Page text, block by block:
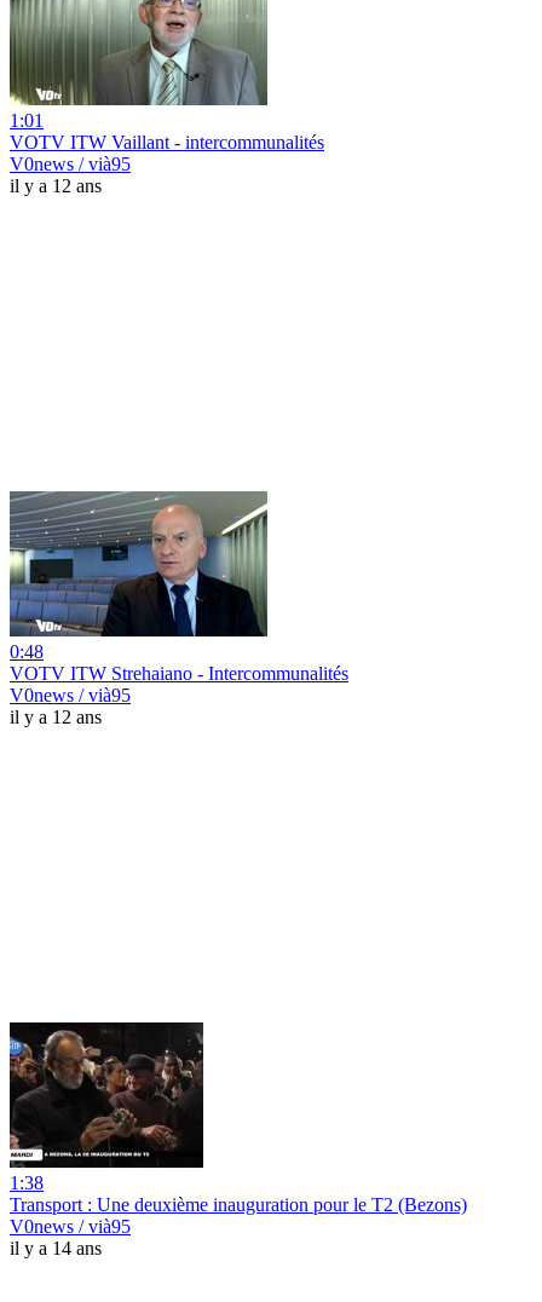
1:01
VOTV ITW Vaillant - intercommunalités
V0news / vià95
il y a 12 ans
0:48
VOTV ITW Strehaiano - Intercommunalités
V0news / vià95
il y a 12 ans
1:38
Transport : Une deuxième inauguration pour le T2 (Bezons)
V0news / vià95
il y a 14 ans